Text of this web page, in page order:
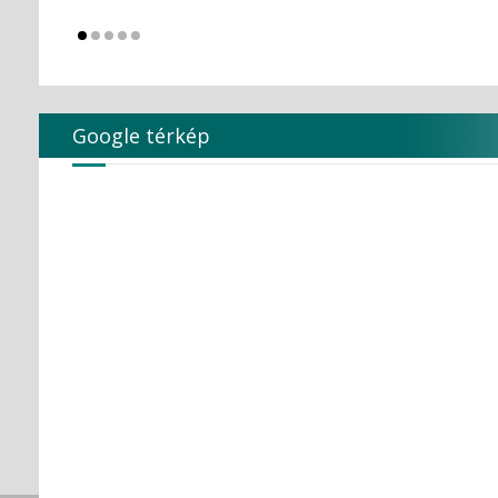
Kuraray Dental
Loser
Magenta Technology Co.,Ltd
MAILLEFER
MAJOR Prodotti Dentari S.p.A.
Google térkép